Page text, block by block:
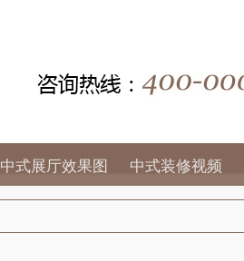
中式展厅效果图 中式装修视频